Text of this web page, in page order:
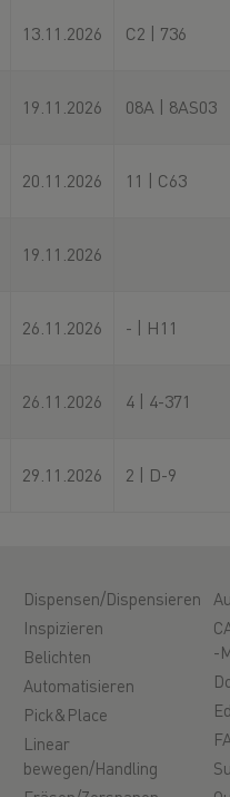
13.11.2026 C2 | 736
19.11.2026 08A | 8AS03
20.11.2026 11 | C63
19.11.2026
26.11.2026 - | H11
26.11.2026 4 | 4-371
29.11.2026 2 | D-9
Dispensen/Dispensieren
Inspizieren
Belichten
Automatisieren
Pick&Place
Linear
bewegen/Handling
-